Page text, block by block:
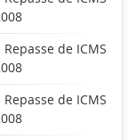
de ICMS
de ICMS